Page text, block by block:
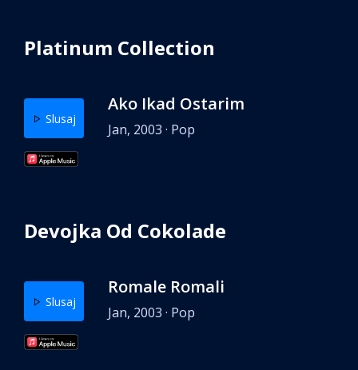
Platinum Collection
Slusaj
Ako Ikad Ostarim
Jan, 2003 · Pop
Devojka Od Cokolade
Slusaj
Romale Romali
Jan, 2003 · Pop